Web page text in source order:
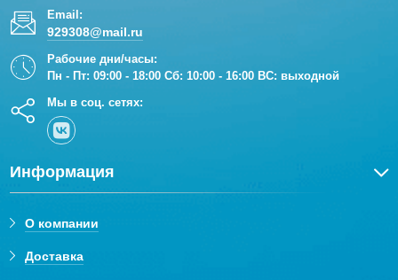
Email:
929308@mail.ru
Рабочие дни/часы:
Пн - Пт: 09:00 - 18:00 Сб: 10:00 - 16:00 ВС: выходной
Мы в соц. сетях:
Информация
О компании
Доставка